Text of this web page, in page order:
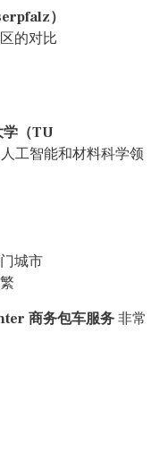
）
的对比
学（TU
工智能和材料科学领
城市
商务包车服务 非常